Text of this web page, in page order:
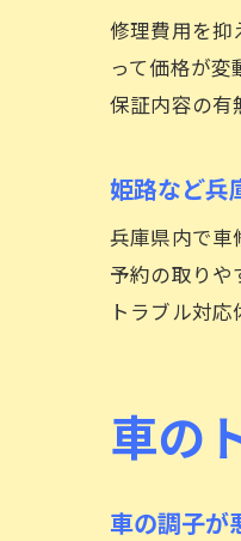
修理費用を抑
って価格が
保証内容の有
姫路など兵
兵庫県内で車
予約の取り
トラブル対
車の
車の調子が